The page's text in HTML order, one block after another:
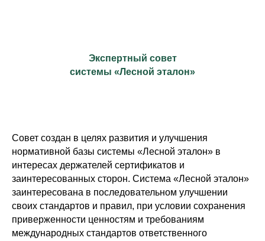
Экспертный совет
системы «Лесной эталон»
Совет создан в целях развития и улучшения
нормативной базы системы «Лесной эталон» в
интересах держателей сертификатов и
заинтересованных сторон. Система «Лесной эталон»
заинтересована в последовательном улучшении
своих стандартов и правил, при условии сохранения
приверженности ценностям и требованиям
международных стандартов ответственного